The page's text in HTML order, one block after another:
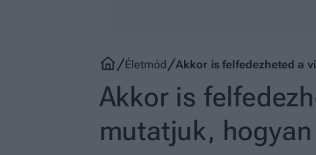
Életmód Akkor is felfedezheted a
Akkor is
mutatjuk, hogyan